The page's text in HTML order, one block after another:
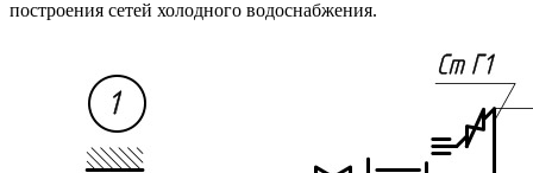
построения сетей холодного водоснабжения.